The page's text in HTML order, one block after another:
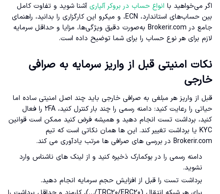
اگر می‌خواهید با انواع حساب در بروکر آلپاریآشنا شوید و تفاوت کامل
بین حساب‌های استاندارد، ECN، و میکرو این کارگزاری را بدانید، راهنمای
جامع در Brokerir.com به‌صورت دقیق ویژگی‌ها، مزایا و حداقل سرمایه
لازم برای هر نوع حساب را برای شما توضیح داده است.
نکات امنیتی قبل از واریز سرمایه به صرافی
خارجی
قبل از واریز هر مبلغی به صرافی خارجی باید چند اصل امنیتی ساده اما
حیاتی را رعایت کنید: دامنه رسمی را چند بار کنترل کنید، ۲FA را فعال
کنید، برداشت تست انجام دهید و همیشه فرض کنید ممکن است قوانین
KYC یا برداشت تغییر کند. این ها همان نکاتی است که تیم
Brokerir.com در بررسی های صرافی ها مرتب یادآوری می کند.
دامنه رسمی را در بوکمارک ذخیره کنید و از لینک های ناشناس وارد
نشوید.
برداشت تست را قبل از افزایش حجم سرمایه انجام دهید.